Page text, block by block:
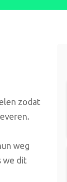
zodat
weg
we dit